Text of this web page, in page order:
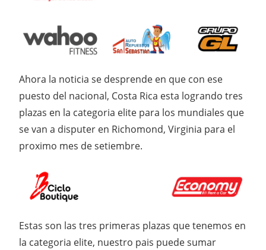
Ahora la noticia se desprende en que con ese
puesto del nacional, Costa Rica esta logrando tres
plazas en la categoria elite para los mundiales que
se van a disputer en Richomond, Virginia para el
proximo mes de setiembre.
Estas son las tres primeras plazas que tenemos en
la categoria elite, nuestro pais puede sumar